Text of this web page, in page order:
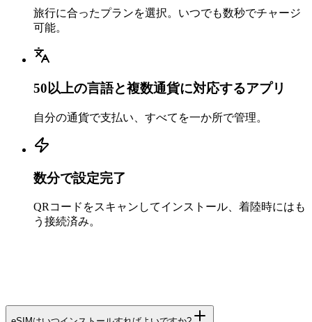
旅行に合ったプランを選択。いつでも数秒でチャージ
可能。
50以上の言語と複数通貨に対応するアプリ
自分の通貨で支払い、すべてを一か所で管理。
数分で設定完了
QRコードをスキャンしてインストール、着陸時にはも
う接続済み。